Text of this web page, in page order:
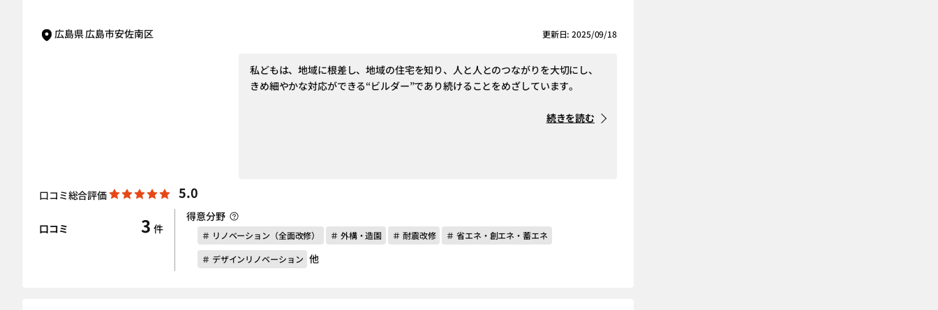
広島県 広島市安佐南区 更新日: 2025/09/18
私どもは、地域に根差し、地域の住宅を知り、人と人とのつながりを大切にし、
きめ細やかな対応ができる“ビルダー”であり続けることをめざしています。
続きを読む
口コミ総合評価 5.0
口コミ 3 件
得意分野
＃ リノベーション（全面改修） ＃ 外構・造園 ＃ 耐震改修
＃ 省エネ・創エネ・蓄エネ
＃ デザインリノベーション 他